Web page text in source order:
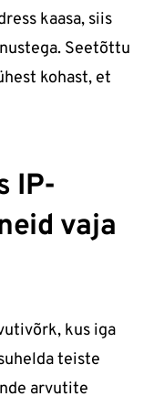
kaasa, siis
Seetõttu
kohast, et
IP-
vaja
kus iga
teiste
arvutite